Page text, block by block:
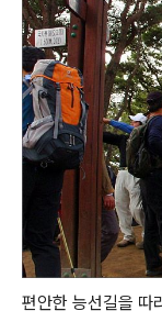
편안한 능선길을 따